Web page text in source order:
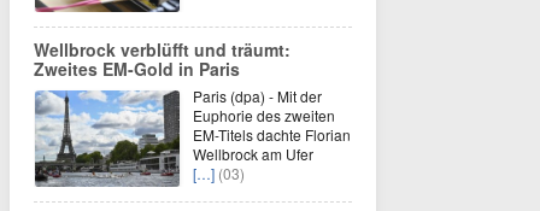
Wellbrock verblüfft und träumt:
Zweites EM-Gold in Paris
Paris (dpa) - Mit der
Euphorie des zweiten
EM-Titels dachte Florian
Wellbrock am Ufer
[…] (03)